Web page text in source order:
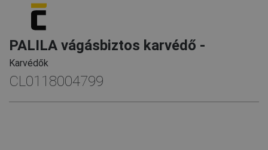
PALILA vágásbiztos karvédő -
Karvédők
CL0118004799